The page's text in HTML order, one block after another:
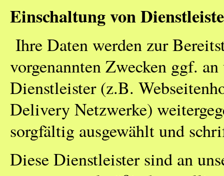
Einschaltung von
Ihre Daten werden zur
vorgenannten Zwecken ggf.
Dienstleister (z.B.
Delivery Netzwerke)
sorgfältig ausgewählt und
Diese Dienstleister sind an